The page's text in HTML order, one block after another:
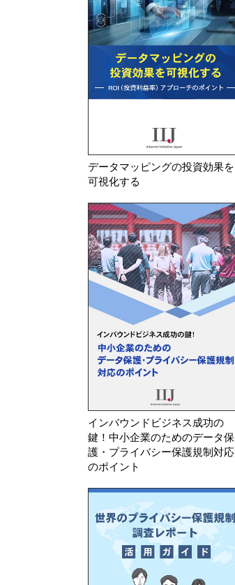
データマッピングの投資効果を
可視化する
インバウンドビジネス成功の
鍵！中小企業のためのデータ保
護・プライバシー保護規制対応
のポイント